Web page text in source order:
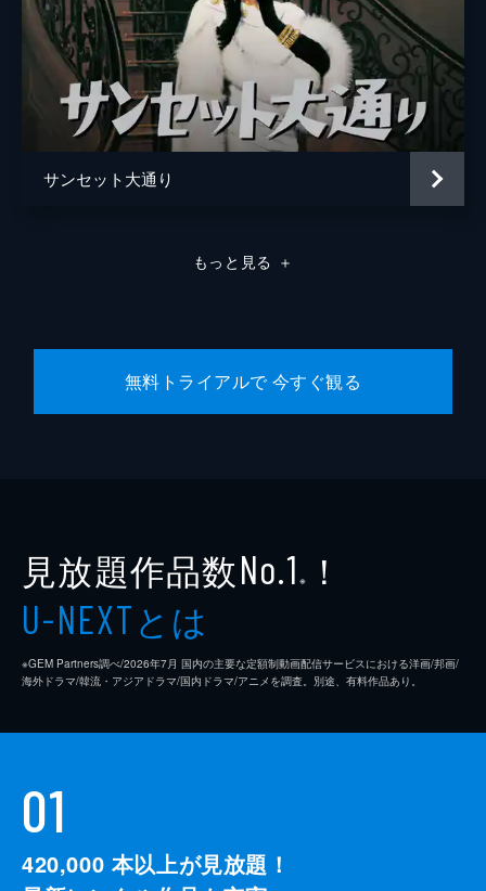
サンセット大通り
もっと見る ＋
無料トライアルで 今すぐ観る
見放題作品数No.1 ※ ！
U-NEXTとは
※GEM Partners調べ/2026年7⽉ 国内の主要な定額制動画配信サービスにおける洋画/邦画/
海外ドラマ/韓流・アジアドラマ/国内ドラマ/アニメを調査。別途、有料作品あり。
01
420,000 本以上が見放題！